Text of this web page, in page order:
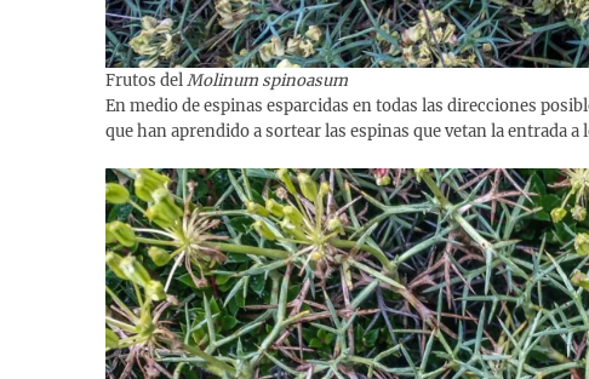
Frutos delMolinum spinoasum
En medio de espinas esparcidas en todas las direcciones
que han aprendido a sortear las espinas que vetan la entrada